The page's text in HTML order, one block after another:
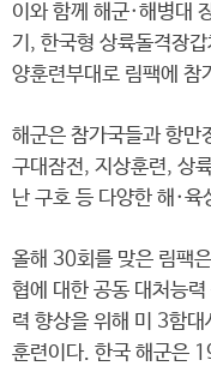
이와 함께 해군·해병대
기, 한국형 상륙돌격장
양훈련부대로 림팩에 참
해군은 참가국들과 항만
구대잠전, 지상훈련, 상
난 구호 등 다양한 해·
올해 30회를 맞은 림팩
협에 대한 공동 대처능
력 향상을 위해 미 3함
훈련이다. 한국 해군은